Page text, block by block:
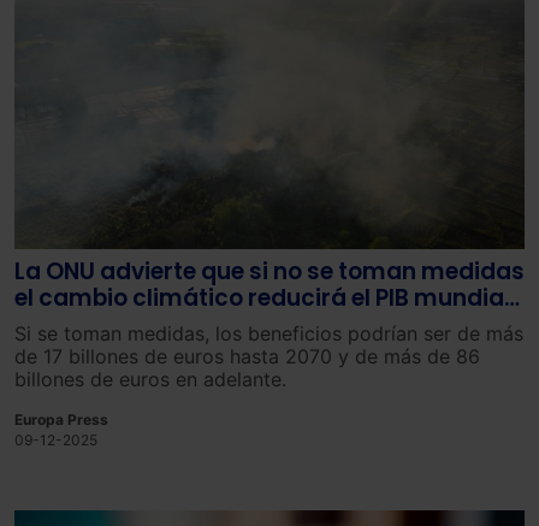
La ONU advierte que si no se toman medidas
el cambio climático reducirá el PIB mundial
en un 20% para finales de siglo
Si se toman medidas, los beneficios podrían ser de más
de 17 billones de euros hasta 2070 y de más de 86
billones de euros en adelante.
Europa Press
09-12-2025